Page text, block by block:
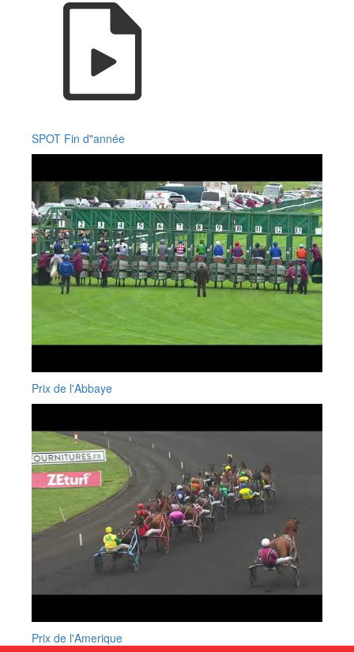
SPOT Fin d"année
Prix de l'Abbaye
Prix de l'Amerique